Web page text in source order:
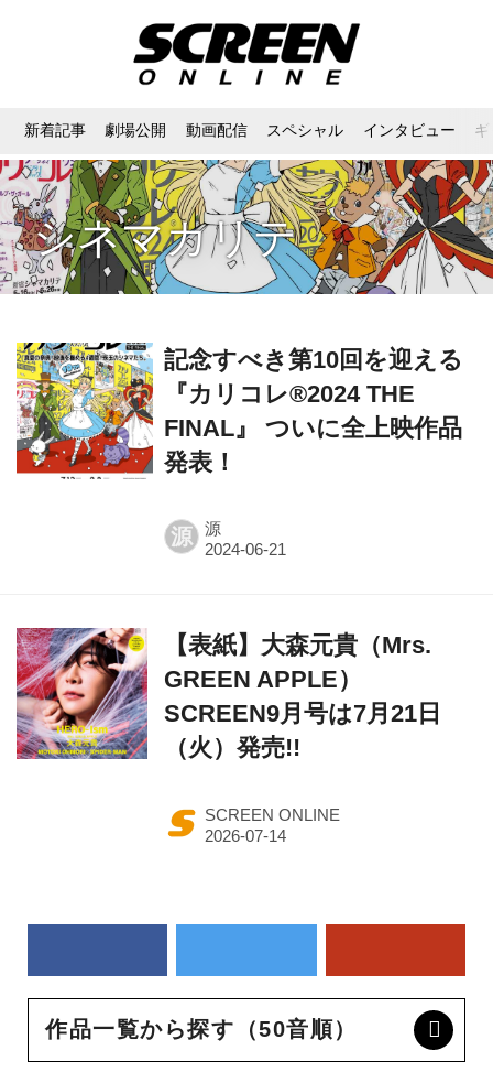
新着記事 劇場公開 動画配信 スペシャル インタビュー
シネマカリテ
記念すべき第10回を迎える
『カリコレ®2024 THE
FINAL』 ついに全上映作品
発表！
源 源
【表紙】大森元貴（Mrs.
GREEN APPLE）
SCREEN9月号は7月21日
（火）発売!!
SCREEN ONLINE
作品一覧から探す（50音順）